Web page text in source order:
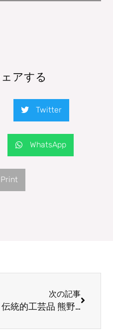
アする
Twitter
WhatsApp
Print
次の記事
伝統的工芸品 熊野筆 ５０周年！！（2025年5月）